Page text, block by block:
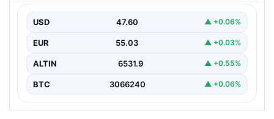
USD 47.60 ▲ +0.06%
EUR 55.03 ▲ +0.03%
ALTIN 6531.9 ▲ +0.55%
BTC 3066240 ▲ +0.06%